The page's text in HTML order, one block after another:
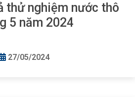
thử nghiệm nước thô
5 năm 2024
27/05/2024